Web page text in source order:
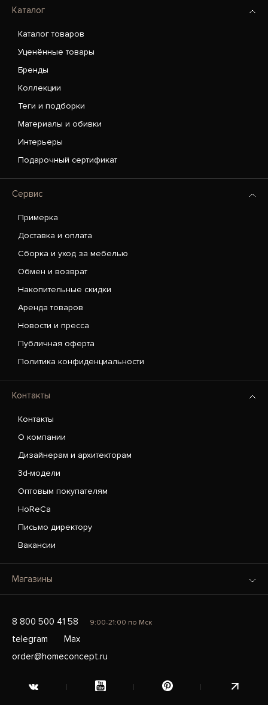
Каталог
Каталог товаров
Уценённые товары
Бренды
Коллекции
Теги и подборки
Материалы и обивки
Интерьеры
Подарочный сертификат
Сервис
Примерка
Доставка и оплата
Сборка и уход за мебелью
Обмен и возврат
Накопительные скидки
Аренда товаров
Новости и пресса
Публичная оферта
Политика конфиденциальности
Контакты
Контакты
О компании
Дизайнерам и архитекторам
3d-модели
Оптовым покупателям
HoReCa
Письмо директору
Вакансии
Магазины
8 800 500 41 58 9:00-21:00 по Мск
telegram
Max
order@homeconcept.ru